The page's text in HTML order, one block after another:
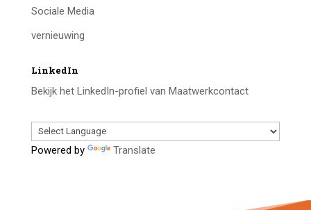
Sociale Media
vernieuwing
LinkedIn
Bekijk het LinkedIn-profiel van Maatwerkcontact
Powered by Translate